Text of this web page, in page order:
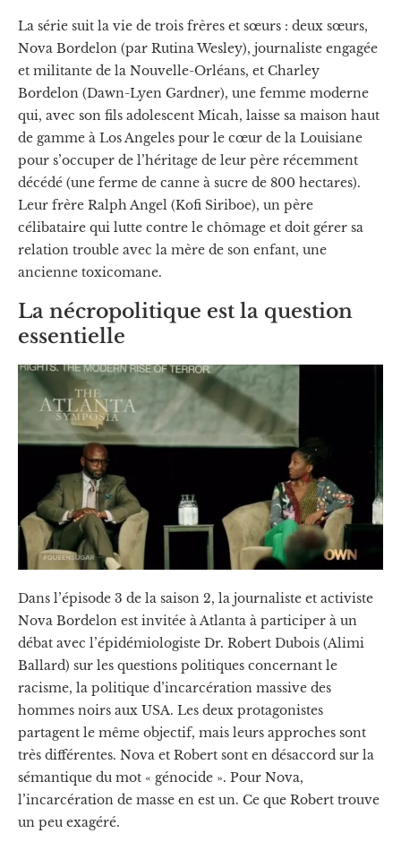
La série suit la vie de trois frères et sœurs : deux sœurs,
Nova Bordelon (par Rutina Wesley), journaliste engagée
et militante de la Nouvelle-Orléans, et Charley
Bordelon (Dawn-Lyen Gardner), une femme moderne
qui, avec son fils adolescent Micah, laisse sa maison haut
de gamme à Los Angeles pour le cœur de la Louisiane
pour s’occuper de l’héritage de leur père récemment
décédé (une ferme de canne à sucre de 800 hectares).
Leur frère Ralph Angel (Kofi Siriboe), un père
célibataire qui lutte contre le chômage et doit gérer sa
relation trouble avec la mère de son enfant, une
ancienne toxicomane.
La nécropolitique est la question
essentielle
Dans l’épisode 3 de la saison 2, la journaliste et activiste
Nova Bordelon est invitée à Atlanta à participer à un
débat avec l’épidémiologiste Dr. Robert Dubois (Alimi
Ballard) sur les questions politiques concernant le
racisme, la politique d’incarcération massive des
hommes noirs aux USA. Les deux protagonistes
partagent le même objectif, mais leurs approches sont
très différentes. Nova et Robert sont en désaccord sur la
sémantique du mot « génocide ». Pour Nova,
l’incarcération de masse en est un. Ce que Robert trouve
un peu exagéré.